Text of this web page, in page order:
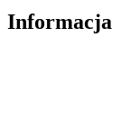
Informacja